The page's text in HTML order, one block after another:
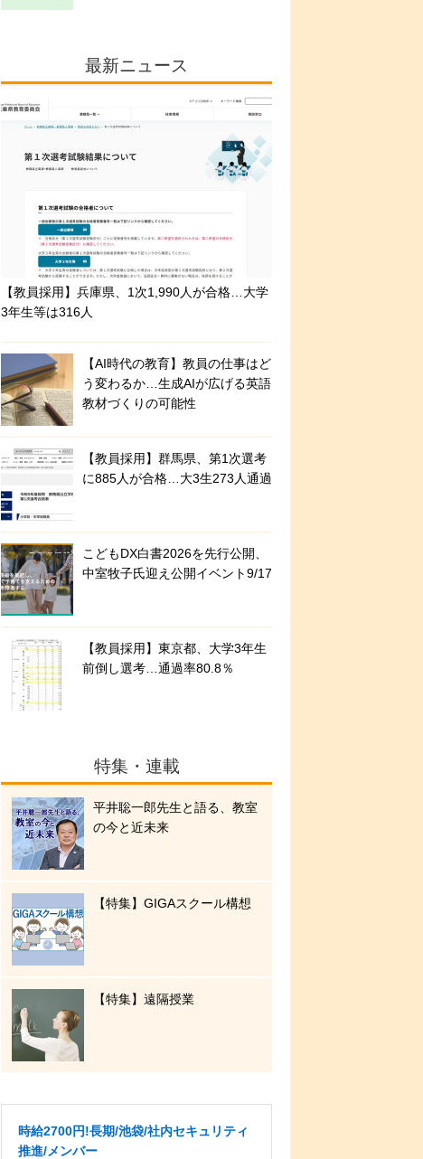
最新ニュース
【教員採用】兵庫県、1次1,990人が合格…大学
3年生等は316人
【AI時代の教育】教員の仕事はど
う変わるか…生成AIが広げる英語
教材づくりの可能性
【教員採用】群馬県、第1次選考
に885人が合格…大3生273人通過
こどもDX白書2026を先行公開、
中室牧子氏迎え公開イベント9/17
【教員採用】東京都、大学3年生
前倒し選考…通過率80.8％
特集・連載
平井聡一郎先生と語る、教室
の今と近未来
【特集】GIGAスクール構想
【特集】遠隔授業
時給2700円!長期/池袋/社内セキュリティ
推進/メンバー